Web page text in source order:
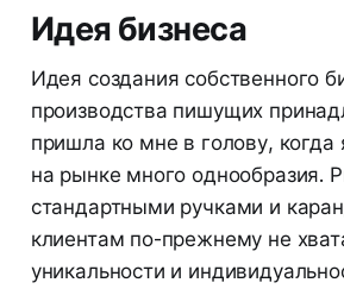
Идея бизнеса
Идея создания собственного
производства пишущих
пришла ко мне в голову, когда
на рынке много однообразия.
стандартными ручками и
клиентам по-прежнему не
уникальности и